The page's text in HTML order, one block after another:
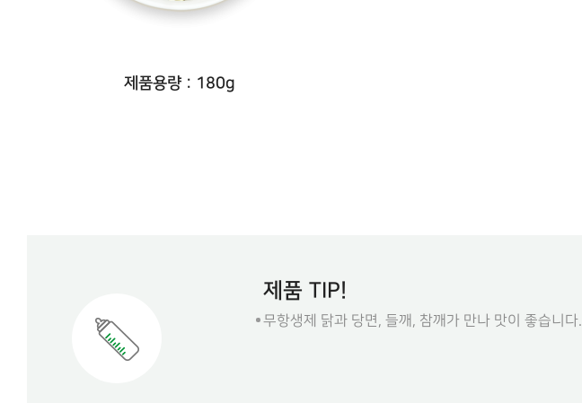
제품용량 : 180g
제품 TIP!
무항생제 닭과 당면, 들깨, 참깨가 만나 맛이 좋습니다.